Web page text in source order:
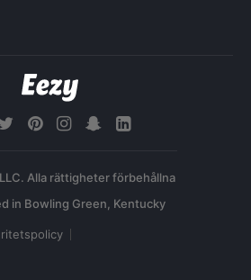
Alla rättigheter förbehållna